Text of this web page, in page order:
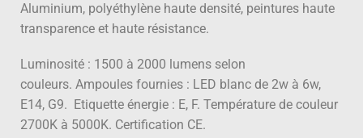
Aluminium, polyéthylène haute densité, peintures haute
transparence et haute résistance.
Luminosité : 1500 à 2000 lumens selon
couleurs. Ampoules fournies : LED blanc de 2w à 6w,
E14, G9. Etiquette énergie : E, F. Température de couleur
2700K à 5000K. Certification CE.